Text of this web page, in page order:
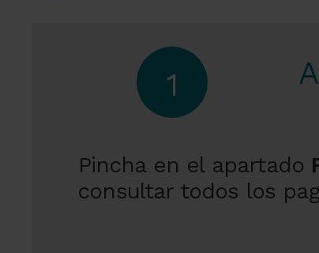
1
Pincha en el apartado
consultar todos los